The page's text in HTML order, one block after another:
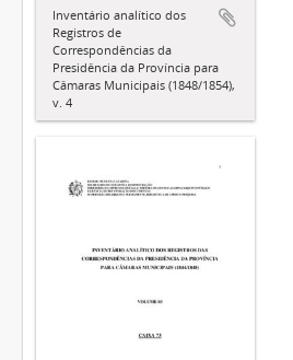
Inventário analítico dos
Registros de
Correspondências da
Presidência da Província para
Câmaras Municipais (1848/1854),
v. 4